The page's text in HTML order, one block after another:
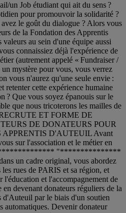
un Job étudiant qui ait du sens ?
pour promouvoir la solidarité ?
avez le goût du dialogue ? Alors vous
de la Fondation des Apprentis
au sein d'une équipe aussi
connaissiez déjà l'expérience de
(autrement appelé « Fundraiser /
mystère pour vous, vous verrez
vous n'aurez qu'une seule envie :
retenter cette expérience humaine
? Que vous soyez épanouis sur le
que nous tricoterons les mailles de
ET FORME DE
DE DONATEURS POUR
D'AUTEUIL Avant
sur l'association et le métier en
: *************** "***************
un cadre original, vous abordez
les rues de PARIS et sa région, et
l'éducation et l'accompagnement de
en devenant donateurs réguliers de la
d'Auteuil par le biais d'un soutien
automatiques. Devenir donateur